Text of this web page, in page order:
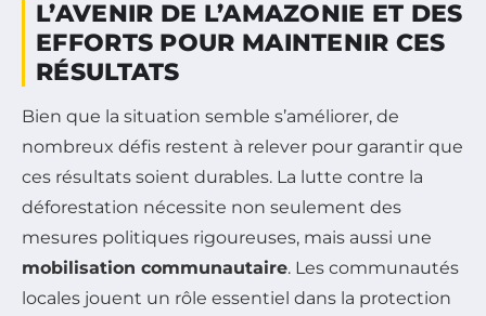
L’AVENIR DE L’AMAZONIE ET DES
EFFORTS POUR MAINTENIR CES
RÉSULTATS
Bien que la situation semble s’améliorer, de
nombreux défis restent à relever pour garantir que
ces résultats soient durables. La lutte contre la
déforestation nécessite non seulement des
mesures politiques rigoureuses, mais aussi une
mobilisation communautaire. Les communautés
locales jouent un rôle essentiel dans la protection